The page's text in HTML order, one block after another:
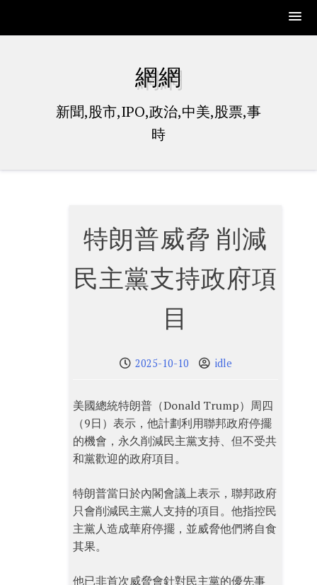
網網
新聞,股市,IPO,政治,中美,股票,事
時
特朗普威脅 削減
民主黨支持政府項
目
2025-10-10 idle
美國總統特朗普（Donald Trump）周四
（9日）表示，他計劃利用聯邦政府停擺
的機會，永久削減民主黨支持、但不受共
和黨歡迎的政府項目。
特朗普當日於內閣會議上表示，聯邦政府
只會削減民主黨人支持的項目。他指控民
主黨人造成華府停擺，並威脅他們將自食
其果。
他已非首次威脅會針對民主黨的優先事